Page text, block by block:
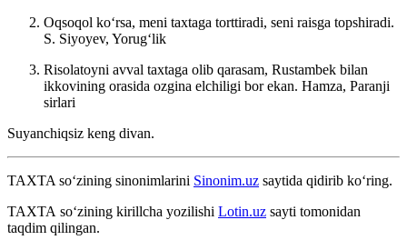
Oqsoqol koʻrsa, meni taxtaga torttiradi, seni raisga topshiradi.
S. Siyoyev, Yorugʻlik
Risolatoyni avval taxtaga olib qarasam, Rustambek bilan
ikkovining orasida ozgina elchiligi bor ekan. Hamza, Paranji
sirlari
Suyanchiqsiz keng divan.
TAXTA so‘zining sinonimlarini Sinonim.uz saytida qidirib ko‘ring.
ТАХТА so‘zining kirillcha yozilishi Lotin.uz sayti tomonidan
taqdim qilingan.